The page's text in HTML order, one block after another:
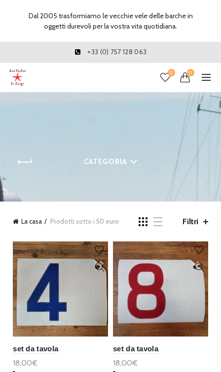
+33 (0) 757 128 063
0 0
CATEGORIA
La casa Prodotti sotto i 50 euro Filtri
set da tavola
18,00€
set da tavola
18,00€
Dal 2005 trasformiamo le vecchie vele delle barche in
oggetti durevoli per la vostra vita quotidiana.